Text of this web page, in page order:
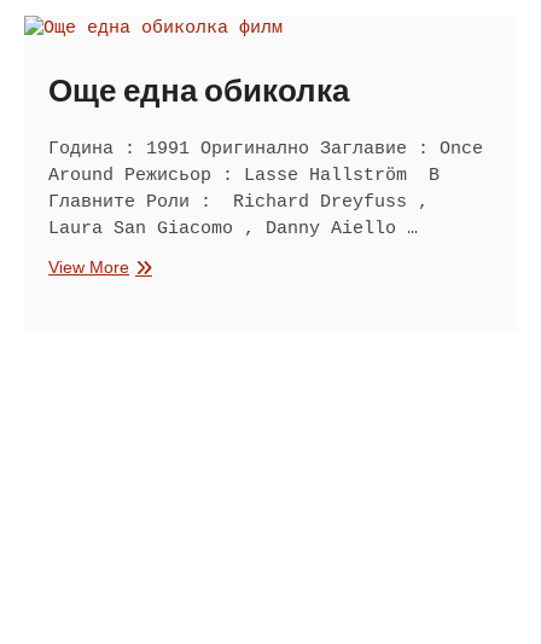
Още една обиколка
Година : 1991 Оригинално Заглавие : Once
Around Режисьор : Lasse Hallström В
Главните Роли : Richard Dreyfuss ,
Laura San Giacomo , Danny Aiello …
View MoreОще